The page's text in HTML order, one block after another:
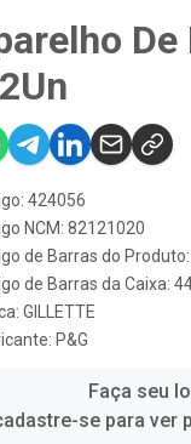
424056
NCM: 82121020
de Barras do
de Barras da Caixa:
GILLETTE
P&G
Faça seu
se para ver